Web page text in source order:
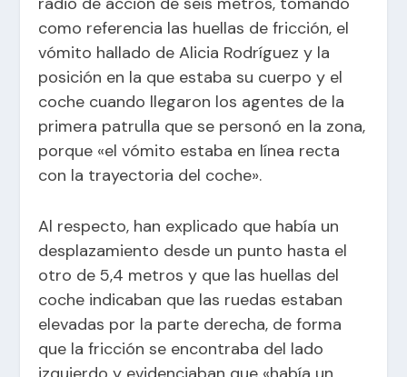
como referencia las huellas de fricción, el
vómito hallado de Alicia Rodríguez y la
posición en la que estaba su cuerpo y el
coche cuando llegaron los agentes de la
primera patrulla que se personó en la zona,
porque «el vómito estaba en línea recta
con la trayectoria del coche».
Al respecto, han explicado que había un
desplazamiento desde un punto hasta el
otro de 5,4 metros y que las huellas del
coche indicaban que las ruedas estaban
elevadas por la parte derecha, de forma
que la fricción se encontraba del lado